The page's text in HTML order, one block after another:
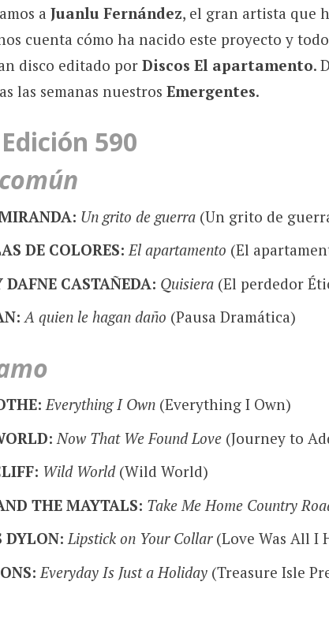
a Juanlu Fernández, el gran artista que
cuenta cómo ha nacido este proyecto y
disco editado por Discos El apartamento.
las semanas nuestros Emergentes.
590
Un grito de guerra(Un grito de
DE COLORES:El apartamento (El
DAFNE CASTAÑEDA: Quisiera(El perdedor
A quien le hagan daño (Pausa Dramática)
Everything I Own (Everything I Own)
Now That We Found Love(Journey to
Wild World(Wild World)
THE MAYTALS: Take Me Home Country
DYLON: Lipstick on Your Collar(Love Was All I
Everyday Is Just a Holiday(Treasure Isle